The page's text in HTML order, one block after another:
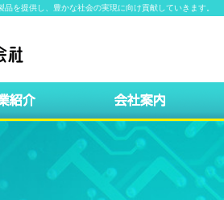
を提供し、豊かな社会の実現に向け貢献していきます。